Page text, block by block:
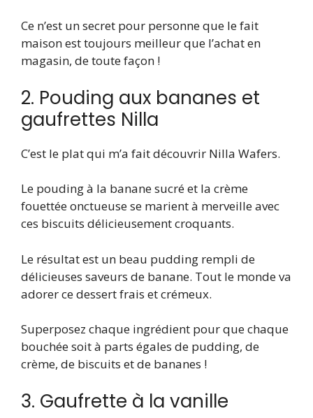
Ce n’est un secret pour personne que le fait
maison est toujours meilleur que l’achat en
magasin, de toute façon !
2. Pouding aux bananes et
gaufrettes Nilla
C’est le plat qui m’a fait découvrir Nilla Wafers.
Le pouding à la banane sucré et la crème
fouettée onctueuse se marient à merveille avec
ces biscuits délicieusement croquants.
Le résultat est un beau pudding rempli de
délicieuses saveurs de banane. Tout le monde va
adorer ce dessert frais et crémeux.
Superposez chaque ingrédient pour que chaque
bouchée soit à parts égales de pudding, de
crème, de biscuits et de bananes !
3. Gaufrette à la vanille